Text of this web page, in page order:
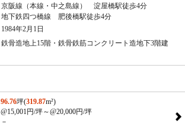
京阪線（本線・中之島線） 淀屋橋駅徒歩4分
地下鉄四つ橋線 肥後橋駅徒歩4分
1984年2月1日
鉄骨造地上15階・鉄骨鉄筋コンクリート造地下3階建
96.76坪(319.87m²)
@15,001円/坪～@20,000円/坪
－